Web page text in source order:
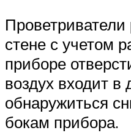
стене с учетом
приборе
воздух входит
обнаружиться
бокам прибора.